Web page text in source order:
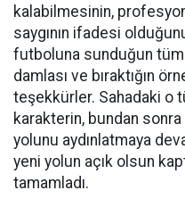
kalabilmesinin,
saygının ifadesi
futboluna sunduğun
damlası ve bıraktığın
teşekkürler. Sahadaki o
karakterin, bundan
yolunu aydınlatmaya
yeni yolun açık olsun
tamamladı.